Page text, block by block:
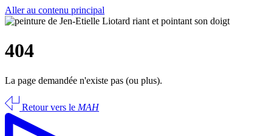
Aller au contenu principal
404
La page demandée n'existe pas (ou plus).
Retour vers le MAH